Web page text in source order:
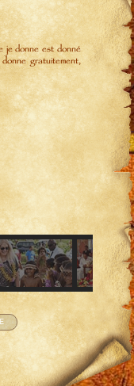
je donne est donné
gratuitement,